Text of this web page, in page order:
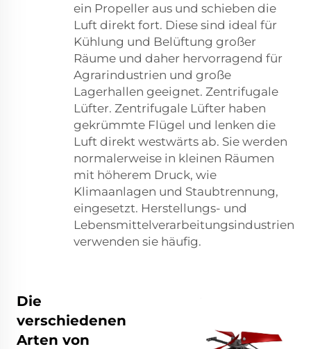
ein Propeller aus und schieben die
Luft direkt fort. Diese sind ideal für
Kühlung und Belüftung großer
Räume und daher hervorragend für
Agrarindustrien und große
Lagerhallen geeignet. Zentrifugale
Lüfter. Zentrifugale Lüfter haben
gekrümmte Flügel und lenken die
Luft direkt westwärts ab. Sie werden
normalerweise in kleinen Räumen
mit höherem Druck, wie
Klimaanlagen und Staubtrennung,
eingesetzt. Herstellungs- und
Lebensmittelverarbeitungsindustrien
verwenden sie häufig.
Die
verschiedenen
Arten von